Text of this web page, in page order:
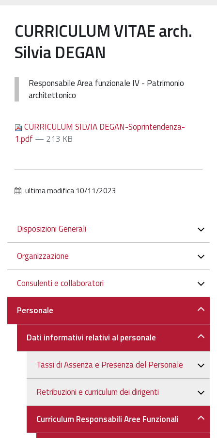
Ufficio Esportazione
Ufficio Tutela
CURRICULUM VITAE arch.
Silvia DEGAN
Responsabile Area funzionale IV - Patrimonio
architettonico
CURRICULUM SILVIA DEGAN-Soprintendenza-
1.pdf — 213 KB
ultima modifica 10/11/2023
Navigazione
Disposizioni Generali
Organizzazione
Consulenti e collaboratori
Personale
Dati informativi relativi al personale
Tassi di Assenza e Presenza del Personale
Retribuzioni e curriculum dei dirigenti
Curriculum Responsabili Aree Funzionali